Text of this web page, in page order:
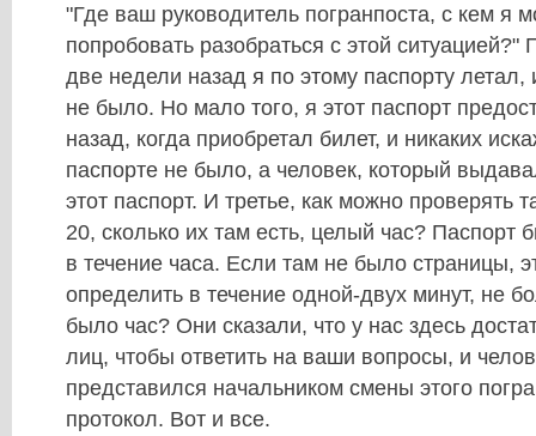
"Где ваш руководитель погранпоста, с кем я
попробовать разобраться с этой ситуацией?"
две недели назад я по этому паспорту летал,
не было. Но мало того, я этот паспорт
назад, когда приобретал билет, и никаких
паспорте не было, а человек, который
этот паспорт. И третье, как можно проверять
20, сколько их там есть, целый час? Паспорт
в течение часа. Если там не было страницы,
определить в течение одной-двух минут, не
было час? Они сказали, что у нас здесь
лиц, чтобы ответить на ваши вопросы, и
представился начальником смены этого
протокол. Вот и все.